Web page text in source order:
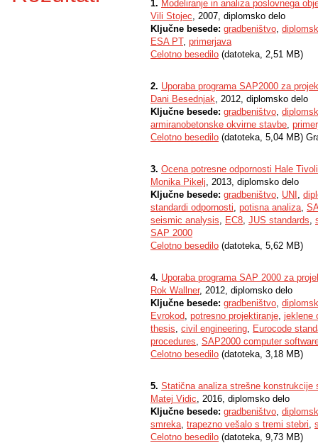
1. Modeliranje in analiza poslovnega
Vili Stojec, 2007, diplomsko delo
Ključne besede: gradbeništvo,
ESA PT, primerjava
Celotno besedilo (datoteka, 2,51 MB)
2. Uporaba programa SAP2000 za
Dani Besednjak, 2012, diplomsko delo
Ključne besede: gradbeništvo,
armiranobetonske okvirne stavbe,
Celotno besedilo (datoteka, 5,04 MB)
3. Ocena potresne odpornosti Hale Tivoli
Monika Pikelj, 2013, diplomsko delo
Ključne besede: gradbeništvo, UNI ,
standardi odpornosti, potisna analiza,
seismic analysis, EC8, JUS standards,
SAP 2000
Celotno besedilo (datoteka, 5,62 MB)
4. Uporaba programa SAP 2000 za
Rok Wallner, 2012, diplomsko delo
Ključne besede: gradbeništvo,
Evrokod, potresno projektiranje, jeklene
thesis, civil engineering, Eurocode
procedures, SAP2000 computer
Celotno besedilo (datoteka, 3,18 MB)
5. Statična analiza strešne konstrukcije
Matej Vidic, 2016, diplomsko delo
Ključne besede: gradbeništvo,
smreka, trapezno vešalo s tremi stebri,
Celotno besedilo (datoteka, 9,73 MB)